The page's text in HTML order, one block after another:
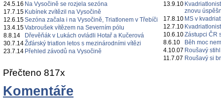
24.5.16 Na Vysočině se rozjela sezóna
17.7.15 Kubínek zvítězil na Vysočině
12.6.15Sezóna začala i na Vysočině, Triatlonem v Třebíči
13.4.15Vabroušek vítězem na Severním pólu
8.8.14
Dřevěňák v Lukách ovládli Hotař a Kučerová
30.7.14Žďárský triatlon letos s mezinárodními vítězi
23.7.14 Přehled závodů na Vysočině
13.9.10
znovu
17.8.10 MS v
12.7.10
10.6.10Zástupci ČR
8.6.10
Běh moc
4.10.07 Roušavý
11.7.07 Roušavý si
Přečteno 817x
Komentáře